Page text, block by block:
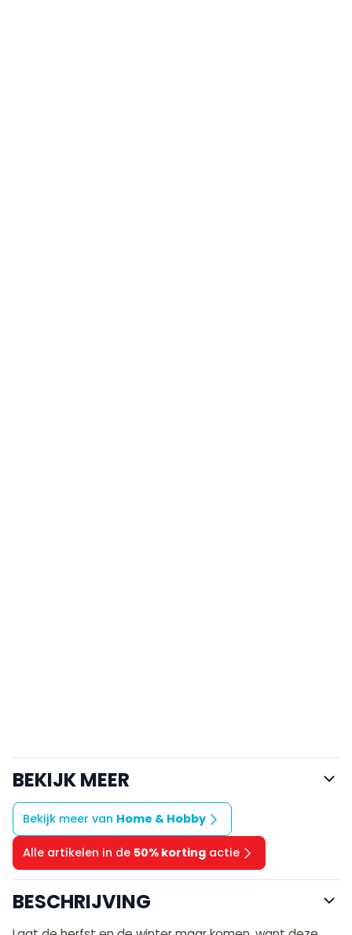
BEKIJK MEER
Bekijk meer van Home & Hobby
Alle artikelen in de 50% korting actie
BESCHRIJVING